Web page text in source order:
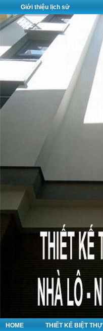
Giới thiệu lịch sử
HOME THIẾT KẾ BIỆT THỰ